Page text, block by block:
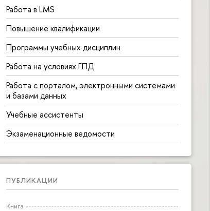
Работа в LMS
Повышение квалификации
Программы учебных дисциплин
Работа на условиях ГПД
Работа с порталом, электронными системами
и базами данных
Учебные ассистенты
Экзаменационные ведомости
ПУБЛИКАЦИИ
Книга